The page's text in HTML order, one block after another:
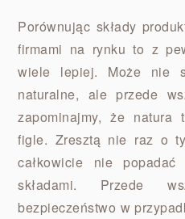
Porównując składy
firmami na rynku to z
wiele lepiej. Może nie
naturalne, ale przede
zapominajmy, że natura
figle. Zresztą nie raz o
całkowicie nie
składami. Przede
bezpieczeństwo w